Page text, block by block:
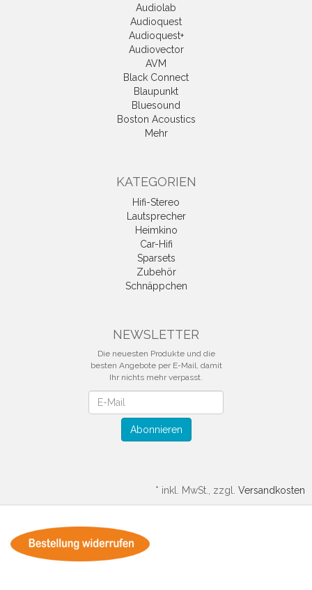
Audiolab
Audioquest
Audioquest+
Audiovector
AVM
Black Connect
Blaupunkt
Bluesound
Boston Acoustics
Mehr
KATEGORIEN
Hifi-Stereo
Lautsprecher
Heimkino
Car-Hifi
Sparsets
Zubehör
Schnäppchen
NEWSLETTER
Die neuesten Produkte und die
besten Angebote per E-Mail, damit
Ihr nichts mehr verpasst.
Abonnieren
* inkl. MwSt., zzgl. Versandkosten